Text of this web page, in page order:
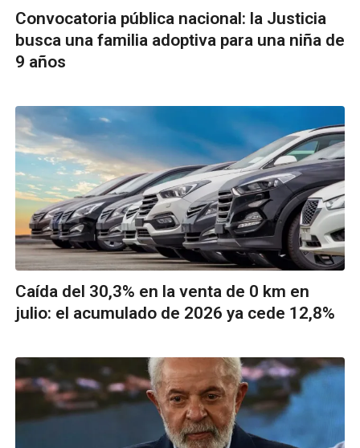
Convocatoria pública nacional: la Justicia
busca una familia adoptiva para una niña de
9 años
Caída del 30,3% en la venta de 0 km en
julio: el acumulado de 2026 ya cede 12,8%